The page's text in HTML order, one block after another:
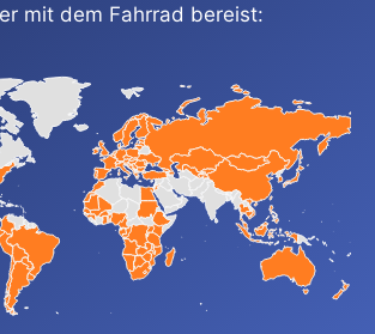
mit dem Fahrrad bereist: